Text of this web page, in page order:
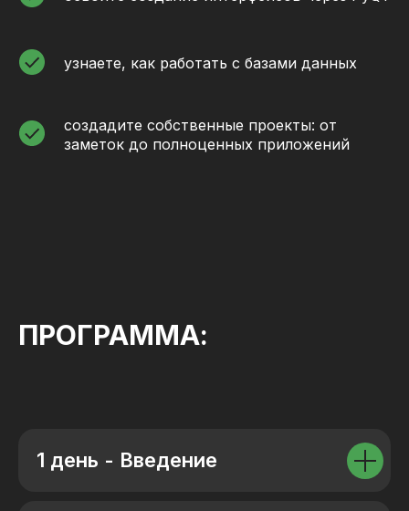
узнаете, как работать с базами данных
создадите собственные проекты: от
заметок до полноценных приложений
ПРОГРАММА:
1 день - Введение